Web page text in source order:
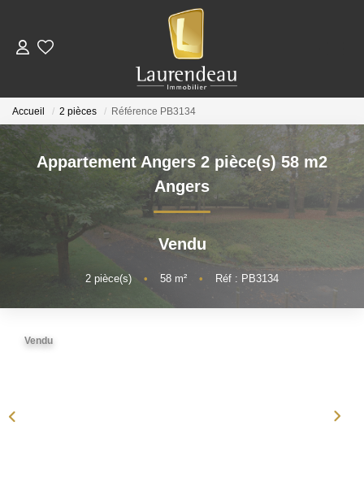
ACHETER
LOUER
Nos Annonces De Location
Télécharger Le Dossier De Candidature Locataire
ESTIMER
Accueil 2 pièces Référence PB3134
Appartement Angers 2 pièce(s) 58 m2
Angers
Vendu
2 pièce(s) • 58 m² • Réf : PB3134
Vendu